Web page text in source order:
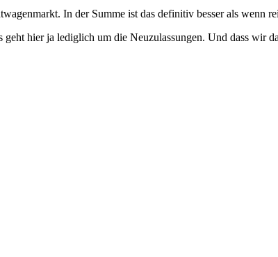
In der Summe ist das definitiv besser als wenn
hier ja lediglich um die Neuzulassungen. Und dass wir